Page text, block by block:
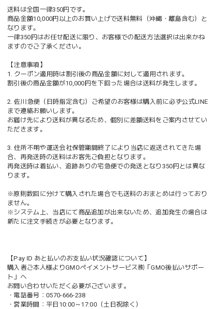
送料は全国一律350円です。
商品金額10,000円以上のお買い上げで送料無料（沖縄・離島含む）と
なります。
一律350円はお任せ配送に限り、お客様での配送方法選択は出来かね
ますのでご了承ください。
【注意事項】
1. クーポン適用時は割引後の商品金額に対して適用されます。
割引後の商品金額が10,000円を下回った場合は送料が発生します。
2. 佐川急便（日時指定含む）ご希望のお客様は購入前に必ず公式LINE
まで連絡お願いします。
お届け先により送料が異なるため、個別に差額送料をご案内させてい
ただきます。
3. 住所不明や運送会社保管期間終了により当店に返送されてきた場
合、再発送時の送料はお客先ご負担となります。
再発送時は着払い、追跡ありの宅急便での発送となり350円とは異な
ります。
※原則数回に分けて購入された場合でも送料のおまとめは行っており
ません。
※システム上、当店にて商品追加が出来ないため、追加発生の場合は
新たに注文手続きが必要となります。
【Pay ID あと払いのお支払い状況確認について】
購入者ご本人様よりGMOペイメントサービス㈱「GMO後払いサポー
ト」へ
お問い合わせいただく必要がございます。
・電話番号：0570-666-238
・営業時間：平日10:00～17:00（土日祝除く）